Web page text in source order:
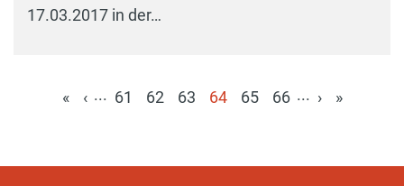
17.03.2017 in der…
« ‹ ... 61 62 63
64
65 66 ... › »